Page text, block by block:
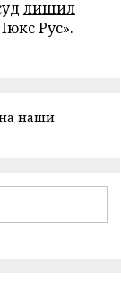
лишил
Рус».
наши